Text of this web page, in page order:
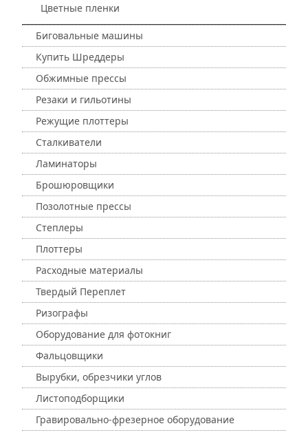
Цветные пленки
Биговальные машины
Купить Шреддеры
Обжимные прессы
Резаки и гильотины
Режущие плоттеры
Сталкиватели
Ламинаторы
Брошюровщики
Позолотные прессы
Степлеры
Плоттеры
Расходные материалы
Твердый Переплет
Ризографы
Оборудование для фотокниг
Фальцовщики
Вырубки, обрезчики углов
Листоподборщики
Гравировально-фрезерное оборудование